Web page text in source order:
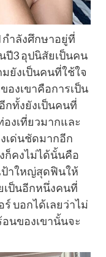
กำลังศึกษาอยู่ที่
ปี3 อุปนิสัยเป็นคน
ยังเป็นคนที่ใช้ใจ
องเขาคือการเป็น
กทั้งยังเป็นคนที่
งเที่ยวมากและ
เด่นชัดมากอีก
ก็คงไม่ได้นั้นคือ
ป้าใหญ่สุดฟินให้
เป็นอีกหนึ่งคนที่
บอกได้เลยว่าไม่
นของเขานั้นจะ